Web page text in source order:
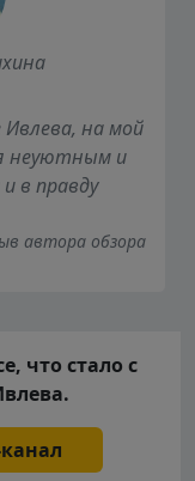
Ивлева, на мой
неуютным и
в правду
автора обзора
что стало с